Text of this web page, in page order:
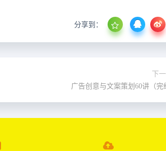
分享到：
下
广告创意与文案策划60讲（完